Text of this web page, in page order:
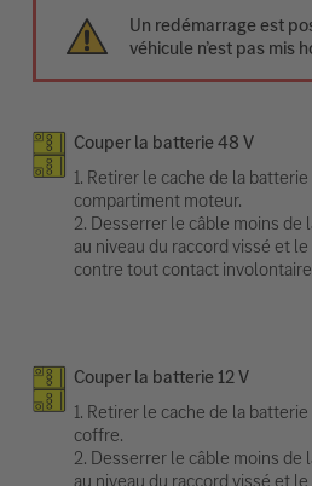
Un redémarrage est
véhicule n’est pas mis
Couper la batterie 48 V
1. Retirer le cache de la
compartiment moteur.
2. Desserrer le câble moins de
au niveau du raccord vissé et
contre tout contact
Couper la batterie 12 V
1. Retirer le cache de la batterie
coffre.
2. Desserrer le câble moins de
au niveau du raccord vissé et